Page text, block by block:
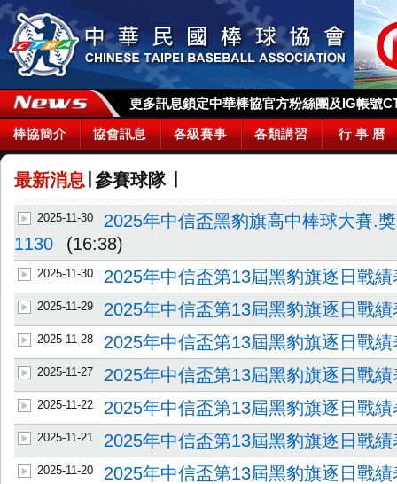
更多訊息鎖定中華棒協官方粉絲團及IG帳號
棒協簡介 協會訊息 各級賽事 各類講習 行 事 曆
最新消息 參賽球隊∣
2025-11-30
2025年中信盃黑豹旗高中棒球大賽.
1130
(16:38)
2025-11-30 2025年中信盃第13屆黑豹旗逐日戰績
2025-11-29 2025年中信盃第13屆黑豹旗逐日戰績
2025-11-28 2025年中信盃第13屆黑豹旗逐日戰績
2025-11-27 2025年中信盃第13屆黑豹旗逐日戰績
2025-11-22 2025年中信盃第13屆黑豹旗逐日戰績
2025-11-21 2025年中信盃第13屆黑豹旗逐日戰績
2025-11-20 2025年中信盃第13屆黑豹旗逐日戰績